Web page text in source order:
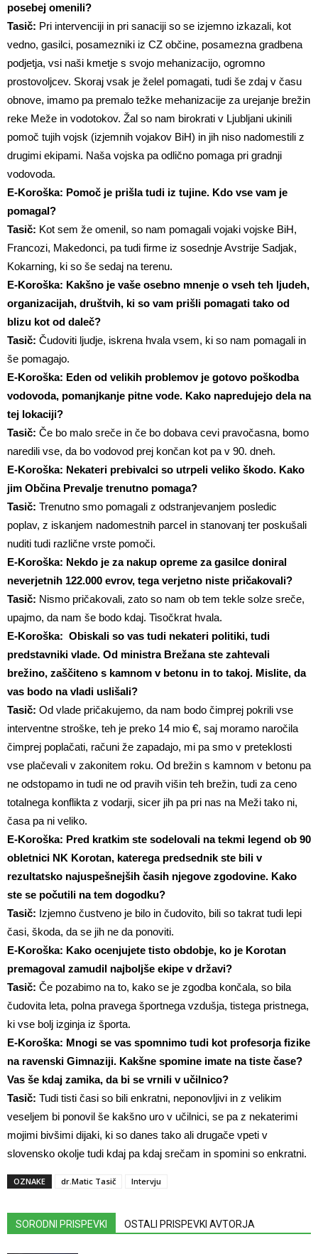
posebej omenili?
Tasič: Pri intervenciji in pri sanaciji so se izjemno izkazali, kot
vedno, gasilci, posamezniki iz CZ občine, posamezna gradbena
podjetja, vsi naši kmetje s svojo mehanizacijo, ogromno
prostovoljcev. Skoraj vsak je želel pomagati, tudi še zdaj v času
obnove, imamo pa premalo težke mehanizacije za urejanje brežin
reke Meže in vodotokov. Žal so nam birokrati v Ljubljani ukinili
pomoč tujih vojsk (izjemnih vojakov BiH) in jih niso nadomestili z
drugimi ekipami. Naša vojska pa odlično pomaga pri gradnji
vodovoda.
E-Koroška: Pomoč je prišla tudi iz tujine. Kdo vse vam je
pomagal?
Tasič: Kot sem že omenil, so nam pomagali vojaki vojske BiH,
Francozi, Makedonci, pa tudi firme iz sosednje Avstrije Sadjak,
Kokarning, ki so še sedaj na terenu.
E-Koroška: Kakšno je vaše osebno mnenje o vseh teh ljudeh,
organizacijah, društvih, ki so vam prišli pomagati tako od
blizu kot od daleč?
Tasič: Čudoviti ljudje, iskrena hvala vsem, ki so nam pomagali in
še pomagajo.
E-Koroška: Eden od velikih problemov je gotovo poškodba
vodovoda, pomanjkanje pitne vode. Kako napredujejo dela na
tej lokaciji?
Tasič: Če bo malo sreče in če bo dobava cevi pravočasna, bomo
naredili vse, da bo vodovod prej končan kot pa v 90. dneh.
E-Koroška: Nekateri prebivalci so utrpeli veliko škodo. Kako
jim Občina Prevalje trenutno pomaga?
Tasič: Trenutno smo pomagali z odstranjevanjem posledic
poplav, z iskanjem nadomestnih parcel in stanovanj ter poskušali
nuditi tudi različne vrste pomoči.
E-Koroška: Nekdo je za nakup opreme za gasilce doniral
neverjetnih 122.000 evrov, tega verjetno niste pričakovali?
Tasič: Nismo pričakovali, zato so nam ob tem tekle solze sreče,
upajmo, da nam še bodo kdaj. Tisočkrat hvala.
E-Koroška: Obiskali so vas tudi nekateri politiki, tudi
predstavniki vlade. Od ministra Brežana ste zahtevali
brežino, zaščiteno s kamnom v betonu in to takoj. Mislite, da
vas bodo na vladi uslišali?
Tasič: Od vlade pričakujemo, da nam bodo čimprej pokrili vse
interventne stroške, teh je preko 14 mio €, saj moramo naročila
čimprej poplačati, računi že zapadajo, mi pa smo v preteklosti
vse plačevali v zakonitem roku. Od brežin s kamnom v betonu pa
ne odstopamo in tudi ne od pravih višin teh brežin, tudi za ceno
totalnega konflikta z vodarji, sicer jih pa pri nas na Meži tako ni,
časa pa ni veliko.
E-Koroška: Pred kratkim ste sodelovali na tekmi legend ob 90
obletnici NK Korotan, katerega predsednik ste bili v
rezultatsko najuspešnejših časih njegove zgodovine. Kako
ste se počutili na tem dogodku?
Tasič: Izjemno čustveno je bilo in čudovito, bili so takrat tudi lepi
časi, škoda, da se jih ne da ponoviti.
E-Koroška: Kako ocenjujete tisto obdobje, ko je Korotan
premagoval zamudil najboljše ekipe v državi?
Tasič: Če pozabimo na to, kako se je zgodba končala, so bila
čudovita leta, polna pravega športnega vzdušja, tistega pristnega,
ki vse bolj izginja iz športa.
E-Koroška: Mnogi se vas spomnimo tudi kot profesorja fizike
na ravenski Gimnaziji. Kakšne spomine imate na tiste čase?
Vas še kdaj zamika, da bi se vrnili v učilnico?
Tasič: Tudi tisti časi so bili enkratni, neponovljivi in z velikim
veseljem bi ponovil še kakšno uro v učilnici, se pa z nekaterimi
mojimi bivšimi dijaki, ki so danes tako ali drugače vpeti v
slovensko okolje tudi kdaj pa kdaj srečam in spomini so enkratni.
OZNAKE dr.Matic Tasič Intervju
SORODNI PRISPEVKI OSTALI PRISPEVKI AVTORJA